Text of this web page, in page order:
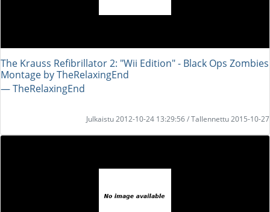
The Krauss Refibrillator 2: "Wii Edition" - Black Ops Zombies
Montage by TheRelaxingEnd
― TheRelaxingEnd
Julkaistu 2012-10-24 13:29:56 / Tallennettu 2015-10-27